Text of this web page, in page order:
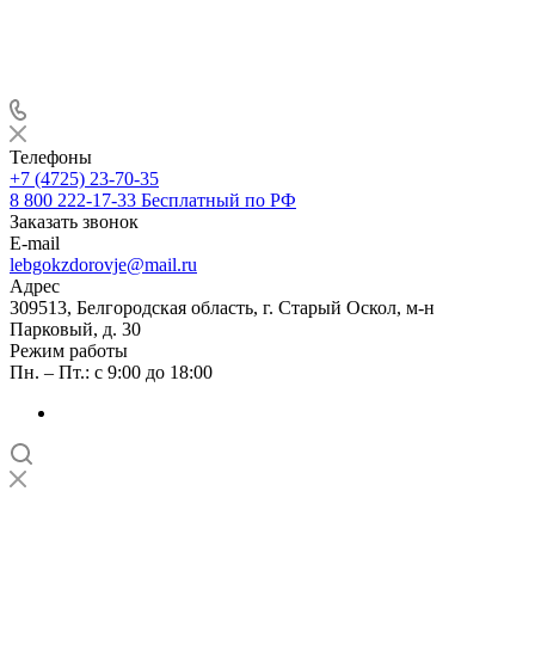
Телефоны
+7 (4725) 23-70-35
8 800 222-17-33 Бесплатный по РФ
Заказать звонок
E-mail
lebgokzdorovje@mail.ru
Адрес
309513, Белгородская область, г. Старый Оскол, м-н
Парковый, д. 30
Режим работы
Пн. – Пт.: с 9:00 до 18:00